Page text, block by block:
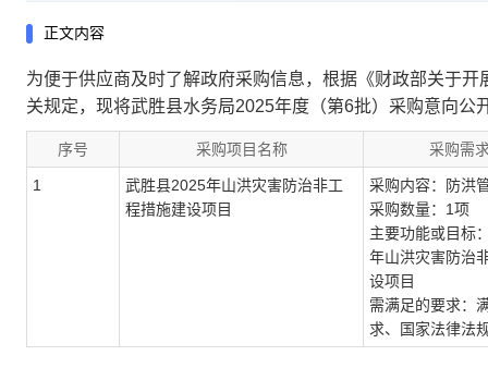
正文内容
为便于供应商及时了解政府采购信息，根据《财政部关于
关规定，现将武胜县水务局2025年度（第6批）采购意向公
序号 采购项目名称 采购需
1
武胜县2025年山洪灾害防治非工
程措施建设项目
采购内容：防洪
采购数量：1项
主要功能或目标
年山洪灾害防治
设项目
需满足的要求：
求、国家法律法